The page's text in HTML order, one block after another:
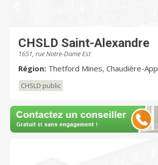
CHSLD Saint-Alexandre
1651, rue Notre-Dame Est
Région: Thetford Mines, Chaudière-
CHSLD public